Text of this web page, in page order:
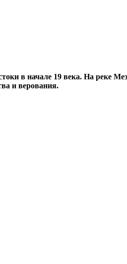
в начале 19 века. На реке
и верования.